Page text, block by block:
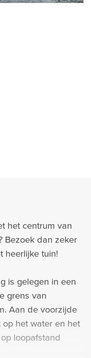
het centrum van
Bezoek dan zeker
heerlijke tuin!
is gelegen in een
grens van
Aan de voorzijde
het water en het
loopafstand